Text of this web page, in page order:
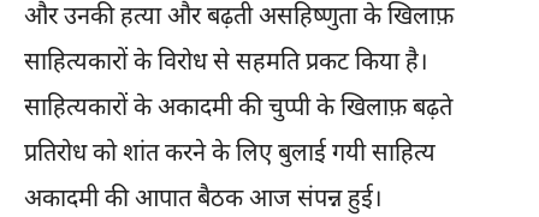
और उनकी हत्या और बढ़ती असहिष्णुता के खिलाफ़
साहित्यकारों के विरोध से सहमति प्रकट किया है।
साहित्यकारों के अकादमी की चुप्पी के खिलाफ़ बढ़ते
प्रतिरोध को शांत करने के लिए बुलाई गयी साहित्य
अकादमी की आपात बैठक आज संपन्न हुई।